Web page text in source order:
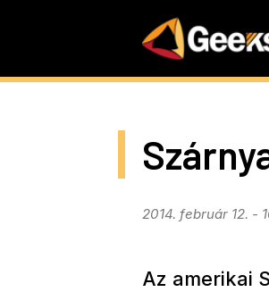
2014. február 12. -
Az amerikai